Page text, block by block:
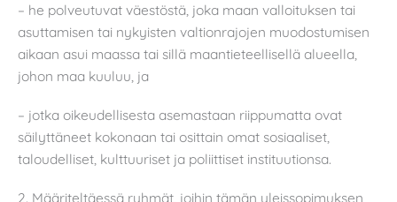
– he polveutuvat väestöstä, joka maan valloituksen tai
asuttamisen tai nykyisten valtionrajojen muodostumisen
aikaan asui maassa tai sillä maantieteellisellä alueella,
johon maa kuuluu, ja
– jotka oikeudellisesta asemastaan riippumatta ovat
säilyttäneet kokonaan tai osittain omat sosiaaliset,
taloudelliset, kulttuuriset ja poliittiset instituutionsa.
2. Määriteltäessä ryhmät, joihin tämän yleissopimuksen